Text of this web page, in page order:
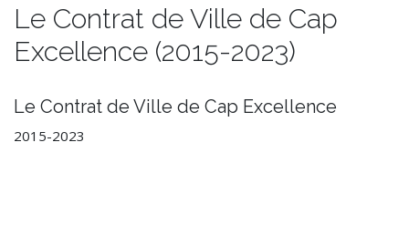
Le Contrat de Ville de Cap
Excellence (2015-2023)
Le Contrat de Ville de Cap Excellence
2015-2023